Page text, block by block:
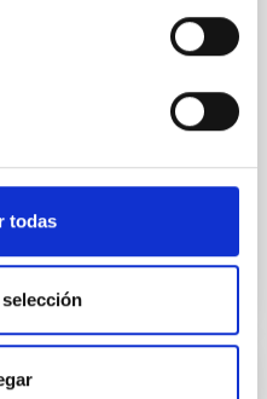
todas
el pleno de marzo de la
a la extensa y
de la astrofísica